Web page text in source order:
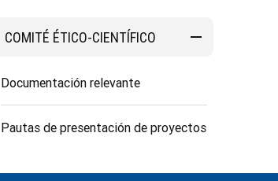
COMITÉ ÉTICO-CIENTÍFICO
Documentación relevante
Pautas de presentación de proyectos